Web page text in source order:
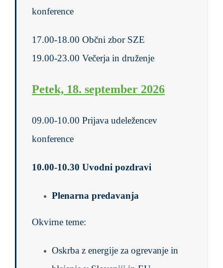
konference
17.00-18.00 Občni zbor SZE
19.00-23.00 Večerja in druženje
Petek, 18. september 2026
09.00-10.00 Prijava udeležencev
konference
10.00-10.30 Uvodni pozdravi
Plenarna predavanja
Okvirne teme:
Oskrba z energije za ogrevanje in